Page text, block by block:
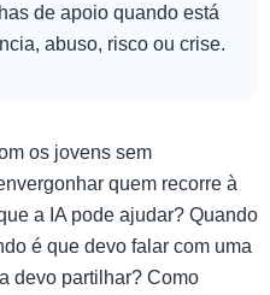
de apoio quando está
abuso, risco ou crise.
os jovens sem
quem recorre à
a IA pode ajudar? Quando
é que devo falar com uma
devo partilhar? Como